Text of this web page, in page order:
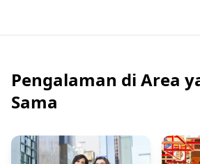
Pengalaman di Area
Sama